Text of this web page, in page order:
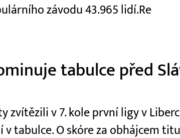
závodu 43.965 lidí.Re
tabulce před
zvítězili v 7. kole první ligy v
tabulce. O skóre za obhájcem